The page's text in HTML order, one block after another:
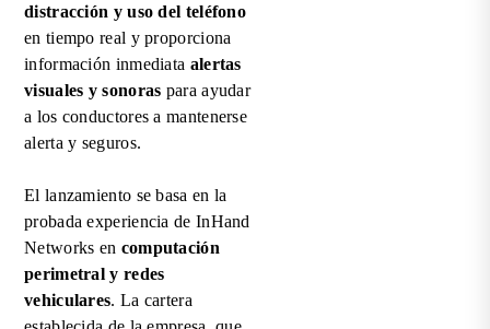
distracción y uso del teléfono
en tiempo real y proporciona
información inmediata alertas
visuales y sonoras para ayudar
a los conductores a mantenerse
alerta y seguros.
El lanzamiento se basa en la
probada experiencia de InHand
Networks en computación
perimetral y redes
vehiculares. La cartera